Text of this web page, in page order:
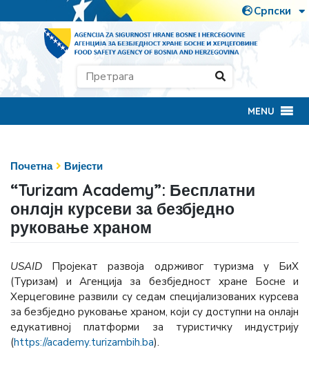
MENU
Почетна Вијести
“Turizam Academy”: Бесплатни
онлajн курсеви за безбједно
руковање храном
USAID Пројекат развоја одрживог туризма у БиХ
(Туризам) и Агенција за безбједност хране Босне и
Херцеговине развили су седам специјализованих курсева
за безбједно руковање храном, који су доступни на онлајн
едукативној платформи за туристичку индустрију
(https://academy.turizambih.ba).